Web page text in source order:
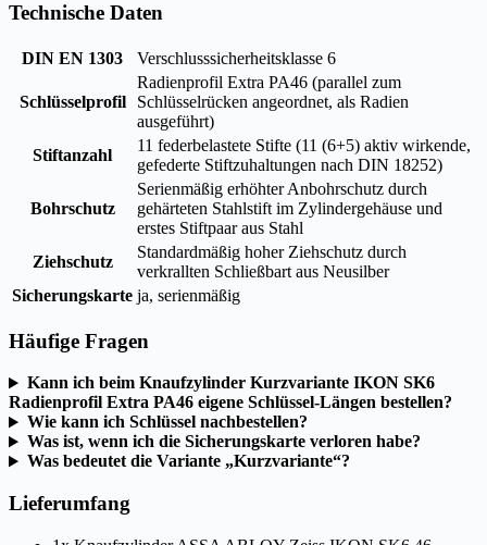
Technische Daten
DIN EN 1303 Verschlusssicherheitsklasse 6
Schlüsselprofil
Radienprofil Extra PA46 (parallel zum
Schlüsselrücken angeordnet, als Radien
ausgeführt)
Stiftanzahl
11 federbelastete Stifte (11 (6+5) aktiv wirkende,
gefederte Stiftzuhaltungen nach DIN 18252)
Bohrschutz
Serienmäßig erhöhter Anbohrschutz durch
gehärteten Stahlstift im Zylindergehäuse und
erstes Stiftpaar aus Stahl
Ziehschutz
Standardmäßig hoher Ziehschutz durch
verkrallten Schließbart aus Neusilber
Sicherungskarte ja, serienmäßig
Häufige Fragen
Kann ich beim Knaufzylinder Kurzvariante IKON SK6
Radienprofil Extra PA46 eigene Schlüssel-Längen bestellen?
Wie kann ich Schlüssel nachbestellen?
Was ist, wenn ich die Sicherungskarte verloren habe?
Was bedeutet die Variante „Kurzvariante“?
Lieferumfang